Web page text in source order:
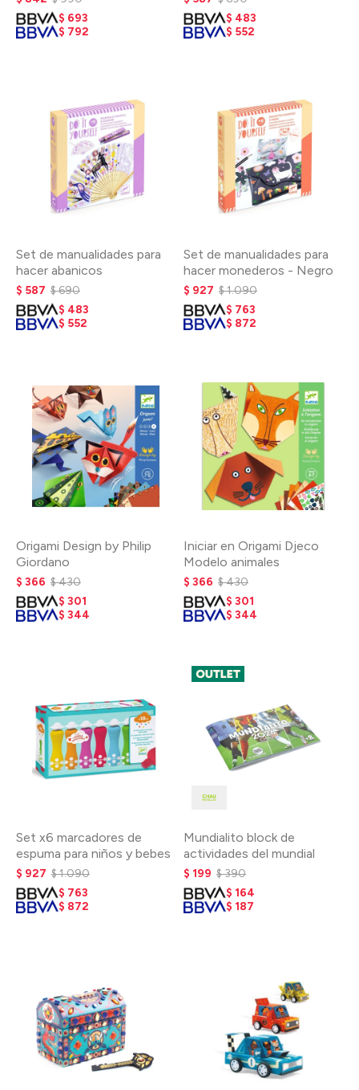
$ 693
$ 792
$ 483
$ 552
Set de manualidades para
hacer abanicos
$ 587 $690
$ 483
$ 552
Set de manualidades para
hacer monederos - Negro
$ 927 $1.090
$ 763
$ 872
Origami Design by Philip
Giordano
$ 366 $430
$ 301
$ 344
Iniciar en Origami Djeco
Modelo animales
$ 366 $430
$ 301
$ 344
Set x6 marcadores de
espuma para niños y bebes
$ 927 $1.090
$ 763
$ 872
Mundialito block de
actividades del mundial
$ 199 $390
$ 164
$ 187